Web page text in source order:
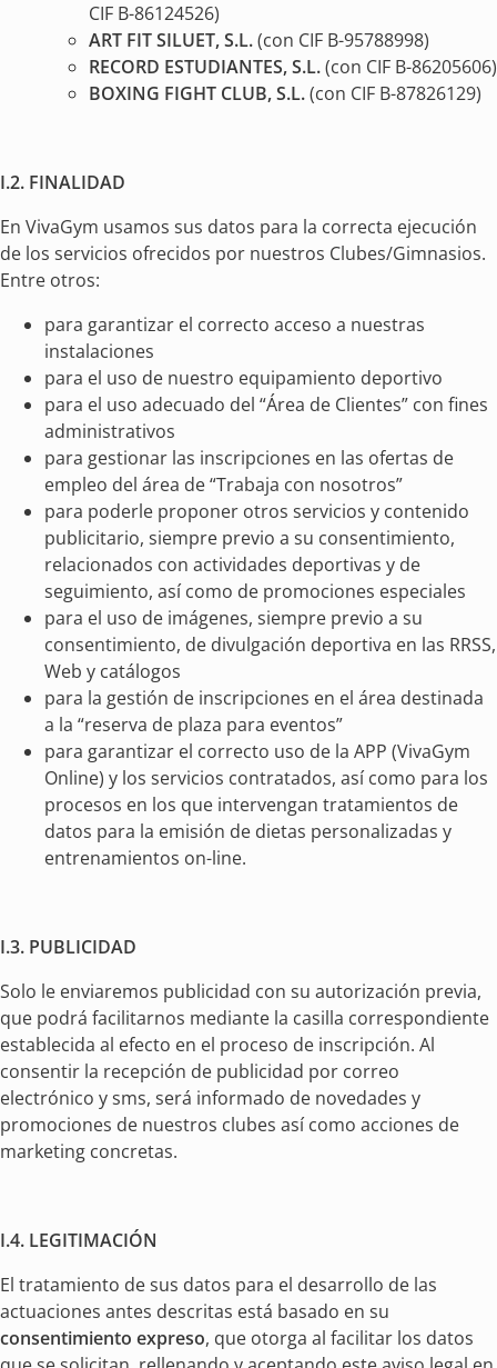
CIF B-86124526)
ART FIT SILUET, S.L.(con CIF B-95788998)
RECORD ESTUDIANTES, S.L.(con CIF B-86205606)
BOXING FIGHT CLUB, S.L.(con CIF B-87826129)
I.2. FINALIDAD
En VivaGym usamos sus datos para la correcta ejecución
de los servicios ofrecidos por nuestros Clubes/Gimnasios.
Entre otros:
para garantizar el correcto acceso a nuestras
instalaciones
para el uso de nuestro equipamiento deportivo
para el uso adecuado del “Área de Clientes” con fines
administrativos
para gestionar las inscripciones en las ofertas de
empleo del área de “Trabaja con nosotros”
para poderle proponer otros servicios y contenido
publicitario, siempre previo a su consentimiento,
relacionados con actividades deportivas y de
seguimiento, así como de promociones especiales
para el uso de imágenes, siempre previo a su
consentimiento, de divulgación deportiva en las RRSS,
Web y catálogos
para la gestión de inscripciones en el área destinada
a la “reserva de plaza para eventos”
para garantizar el correcto uso de la APP (VivaGym
Online) y los servicios contratados, así como para los
procesos en los que intervengan tratamientos de
datos para la emisión de dietas personalizadas y
entrenamientos on-line.
I.3. PUBLICIDAD
Solo le enviaremos publicidad con su autorización previa,
que podrá facilitarnos mediante la casilla correspondiente
establecida al efecto en el proceso de inscripción. Al
consentir la recepción de publicidad por correo
electrónico y sms, será informado de novedades y
promociones de nuestros clubes así como acciones de
marketing concretas.
I.4. LEGITIMACIÓN
El tratamiento de sus datos para el desarrollo de las
actuaciones antes descritas está basado en su
consentimiento expreso, que otorga al facilitar los datos